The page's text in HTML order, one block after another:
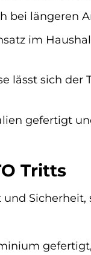
bei längeren
im
lässt sich der
gefertigt
Tritts